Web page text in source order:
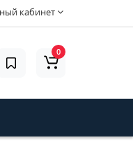
кабинет
0